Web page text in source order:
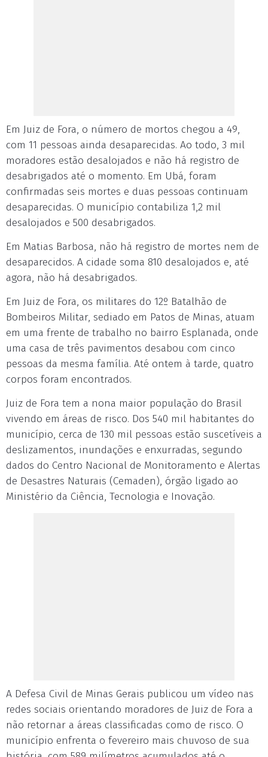
Em Juiz de Fora, o número de mortos chegou a 49,
com 11 pessoas ainda desaparecidas. Ao todo, 3 mil
moradores estão desalojados e não há registro de
desabrigados até o momento. Em Ubá, foram
confirmadas seis mortes e duas pessoas continuam
desaparecidas. O município contabiliza 1,2 mil
desalojados e 500 desabrigados.
Em Matias Barbosa, não há registro de mortes nem de
desaparecidos. A cidade soma 810 desalojados e, até
agora, não há desabrigados.
Em Juiz de Fora, os militares do 12º Batalhão de
Bombeiros Militar, sediado em Patos de Minas, atuam
em uma frente de trabalho no bairro Esplanada, onde
uma casa de três pavimentos desabou com cinco
pessoas da mesma família. Até ontem à tarde, quatro
corpos foram encontrados.
Juiz de Fora tem a nona maior população do Brasil
vivendo em áreas de risco. Dos 540 mil habitantes do
município, cerca de 130 mil pessoas estão suscetíveis a
deslizamentos, inundações e enxurradas, segundo
dados do Centro Nacional de Monitoramento e Alertas
de Desastres Naturais (Cemaden), órgão ligado ao
Ministério da Ciência, Tecnologia e Inovação.
A Defesa Civil de Minas Gerais publicou um vídeo nas
redes sociais orientando moradores de Juiz de Fora a
não retornar a áreas classificadas como de risco. O
município enfrenta o fevereiro mais chuvoso de sua